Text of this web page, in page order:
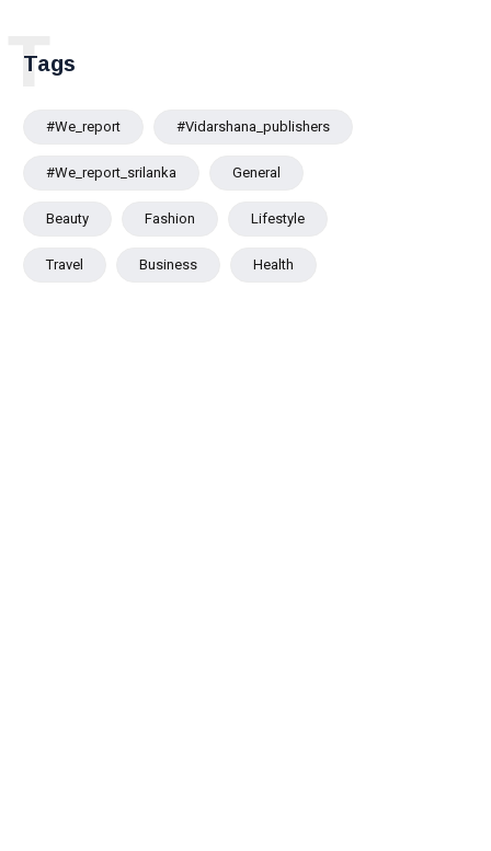
Tags
T
#we_report #vidarshana_publishers
#we_report_srilanka General
Beauty Fashion Lifestyle
Travel Business Health